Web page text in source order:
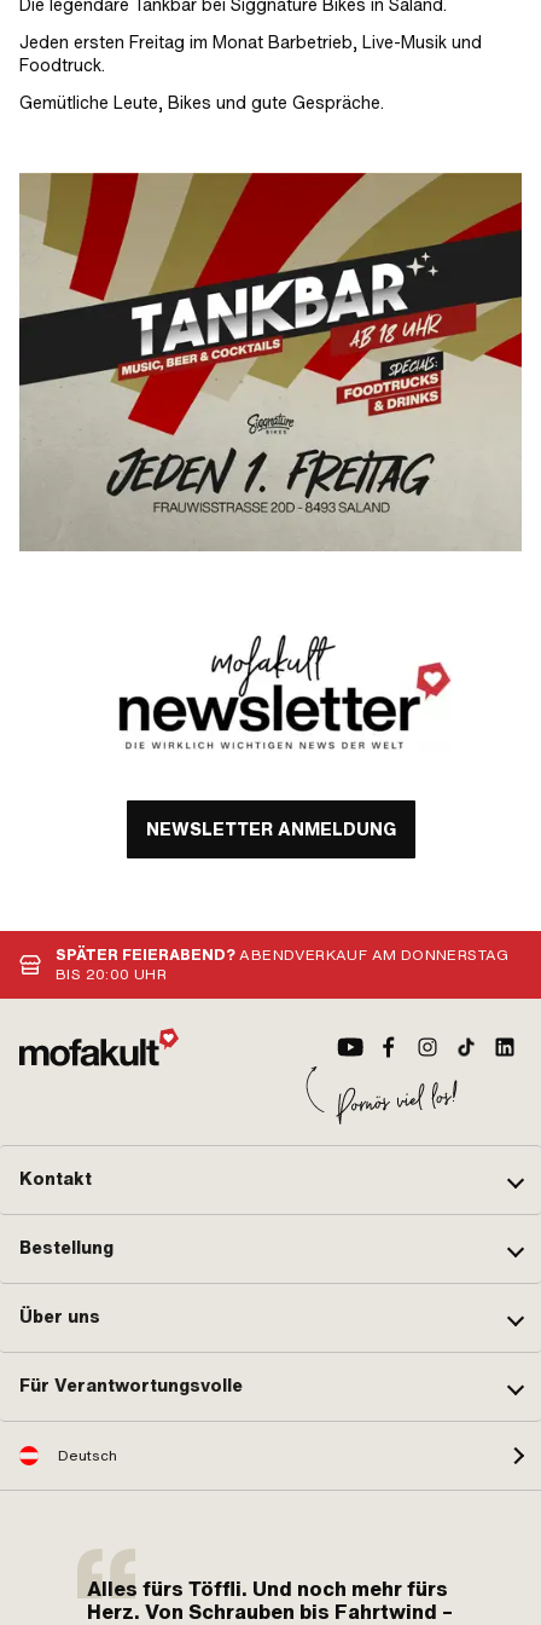
Die legendäre Tankbar bei Siggnature Bikes in Saland.
Jeden ersten Freitag im Monat Barbetrieb, Live-Musik und
Foodtruck.
Gemütliche Leute, Bikes und gute Gespräche.
NEWSLETTER ANMELDUNG
SPÄTER FEIERABEND?ABENDVERKAUF AM DONNERSTAG
BIS 20:00 UHR
Kontakt
Bestellung
Über uns
Für Verantwortungsvolle
Deutsch
Alles fürs Töffli. Und noch mehr fürs
Herz. Von Schrauben bis Fahrtwind –